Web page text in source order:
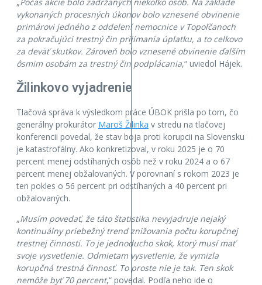
vykonaných procesných úkonov bolo vznesené obvinenie
primárovi jedného z oddelení nemocnice v Topoľčanoch
za pokračujúci trestný čin prijímania úplatku, a to celkovo
za deväť skutkov. Zároveň bolo vznesené obvinenie ďalším
ôsmim osobám za trestný čin podplácania,“ uviedol Hájek.
Žilinkovo vyjadrenie
Tlačová správa k výsledkom práce ÚBOK prišla po tom, čo
generálny prokurátor Maroš Žilinka v stredu na tlačovej
konferencii povedal, že stav boja proti korupcii na Slovensku
je katastrofálny. Ako konkretizoval, v roku 2025 je o 70
percent menej odstíhaných osôb než v roku 2024 a o 67
percent menej obžalovaných. V porovnaní s rokom 2023 je
ten pokles o 56 percent pri odstíhaných a 40 percent pri
obžalovaných.
„Musím povedať, že táto štatistika nevyjadruje nejaký
kontinuálny priebežný trend znižovania počtu korupčnej
trestnej činnosti. To je jednoducho skok, ktorý musí mať
svoje vysvetlenie. Odmietam vysvetlenie, že vymizla
korupčná trestná činnosť. To proste nie je tak. Ten skok
nemôže byť 70 percent,“ povedal. Podľa neho ide o